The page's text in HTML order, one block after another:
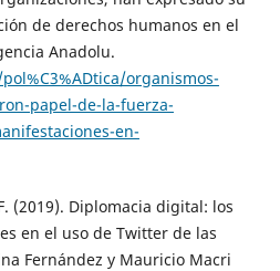
de derechos humanos en el
Anadolu.
organismos-
papel-de-la-fuerza-
en-
(2019). Diplomacia digital: los
en el uso de Twitter de las
Fernández y Mauricio Macri